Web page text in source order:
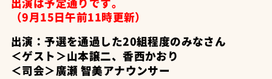
（9月15日午前11時更新）
出演：予選を通過した20組程度のみなさん
＜ゲスト＞山本譲二、香西かおり
＜司会＞廣瀬 智美アナウンサー